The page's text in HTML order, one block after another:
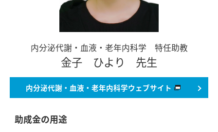
内分泌代謝・血液・老年内科学 特任助教
金子 ひより 先生
内分泌代謝・血液・老年内科学ウェブサイト
助成金の用途